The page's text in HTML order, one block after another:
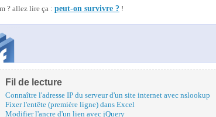
? allez lire ça : peut-on survivre ? !
Fil de lecture
Connaître l'adresse IP du serveur d'un site internet avec nslookup
Fixer l'entête (première ligne) dans Excel
Modifier l'ancre d'un lien avec jQuery